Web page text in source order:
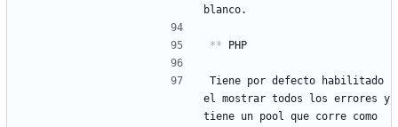
blanco.
** PHP
Tiene por defecto habilitado
el mostrar todos los errores y
tiene un pool que corre como